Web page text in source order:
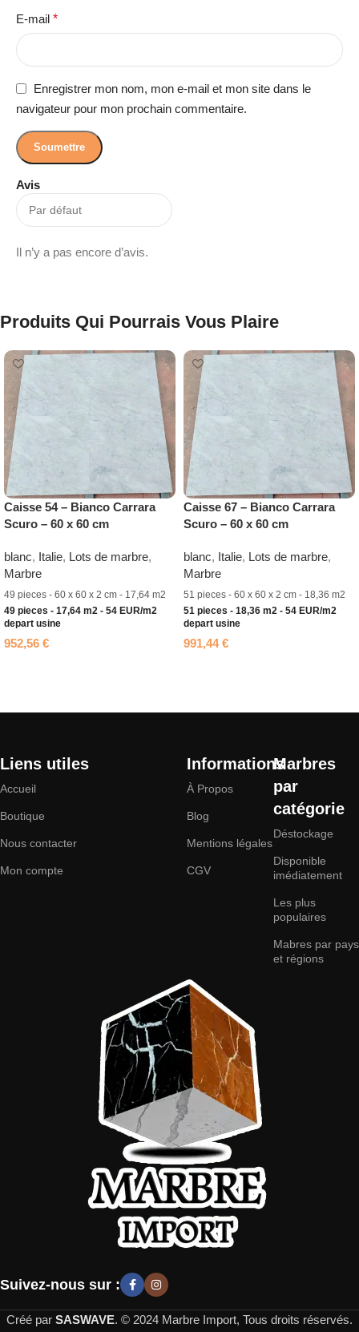
Avis
Il n’y a pas encore d’avis.
E-mail *
Enregistrer mon nom, mon e-mail et mon site dans le
navigateur pour mon prochain commentaire.
Produits Qui Pourrais Vous Plaire
Caisse 54 – Bianco Carrara
Scuro – 60 x 60 cm
blanc, Italie, Lots de marbre,
Marbre
49 pieces - 60 x 60 x 2 cm - 17,64 m2
49 pieces - 17,64 m2 - 54 EUR/m2
depart usine
952,56 €
Caisse 67 – Bianco Carrara
Scuro – 60 x 60 cm
blanc, Italie, Lots de marbre,
Marbre
51 pieces - 60 x 60 x 2 cm - 18,36 m2
51 pieces - 18,36 m2 - 54 EUR/m2
depart usine
991,44€
Liens utiles
Accueil
Boutique
Nous contacter
Mon compte
Informations
À Propos
Blog
Mentions légales
CGV
Marbres
par
catégorie
Déstockage
Disponible
imédiatement
Les plus
populaires
Mabres par pays
et régions
Suivez-nous sur :
Créé par SASWAVE. © 2024 Marbre Import, Tous droits réservés.